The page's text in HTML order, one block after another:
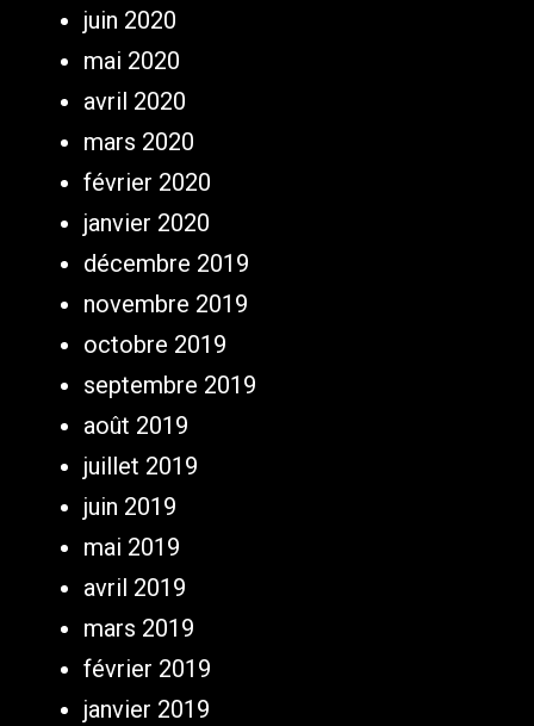
juin 2020
mai 2020
avril 2020
mars 2020
février 2020
janvier 2020
décembre 2019
novembre 2019
octobre 2019
septembre 2019
août 2019
juillet 2019
juin 2019
mai 2019
avril 2019
mars 2019
février 2019
janvier 2019